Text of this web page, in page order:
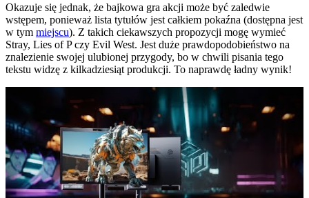
Okazuje się jednak, że bajkowa gra akcji może być zaledwie
wstępem, ponieważ lista tytułów jest całkiem pokaźna (dostępna jest
w tym miejscu). Z takich ciekawszych propozycji mogę wymieć
Stray, Lies of P czy Evil West. Jest duże prawdopodobieństwo na
znalezienie swojej ulubionej przygody, bo w chwili pisania tego
tekstu widzę z kilkadziesiąt produkcji. To naprawdę ładny wynik!